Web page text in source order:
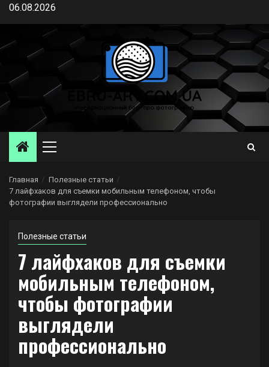
Перейти
содержимому
06.08.2026
Основное
Главная
Полезные статьи
7 лайфхаков для съемки мобильным телефоном, чтобы
фотографии выглядели профессионально
Полезные статьи
7 лайфхаков для съемки
мобильным телефоном,
чтобы фотографии
выглядели
профессионально